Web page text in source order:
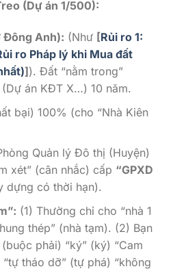
(Dự án 1/500):
Đông Anh): (Như [Rủi ro 1:
ro Pháp lý khi Mua đất
]). Đất “nằm trong”
(Dự án KĐT X…) 10 năm.
bại) 100% (cho “Nhà Kiên
Quản lý Đô thị (Huyện)
xét” (cân nhắc) cấp “GPXD
dựng có thời hạn).
(1) Thường chỉ cho “nhà 1
thép” (nhà tạm). (2) Bạn
phải) “ký” (ký) “Cam
tháo dỡ” (tự phá) “không